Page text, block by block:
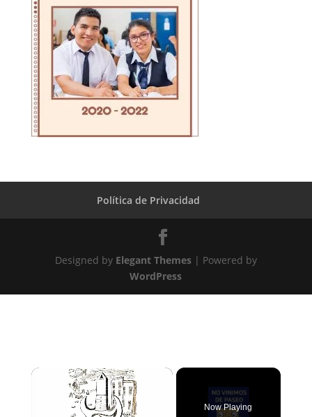
Política de Privacidad
Designed by Elegant Themes| Powered by
WordPress
×
Now Playing